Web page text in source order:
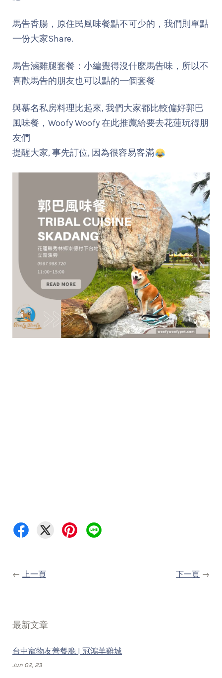
馬告香腸，原住民風味餐點不可少的，我們則單點
一份大家Share.
馬告滷雞腿套餐：小編覺得沒什麼馬告味，所以不
喜歡馬告的朋友也可以點的一個套餐
與慕名私房料理比起來, 我們大家都比較偏好郭巴
風味餐，Woofy Woofy 在此推薦給要去花蓮玩得朋
友們
提醒大家, 事先訂位, 因為很容易客滿
← 上一頁 下一頁 →
最新文章
台中寵物友善餐廳 | 冠鴻羊雞城
Jun 02, 23